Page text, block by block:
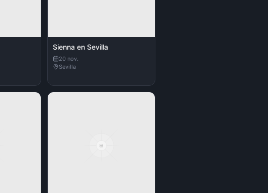
Sienna en Sevilla
20 nov.
Sevilla